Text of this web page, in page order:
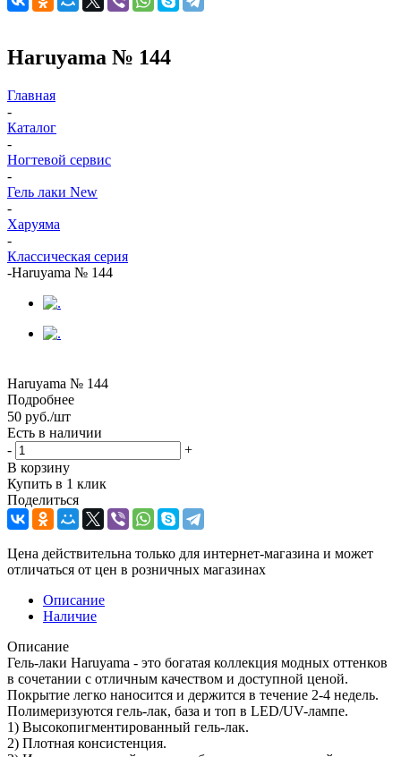
Haruyama № 144
Главная
-
Каталог
-
Ногтевой сервис
-
Гель лаки New
-
Харуяма
-
Классическая серия
-Haruyama № 144
Haruyama № 144
Подробнее
50 руб./шт
Есть в наличии
-
+
В корзину
Купить в 1 клик
Поделиться
Цена действительна только для интернет-магазина и может
отличаться от цен в розничных магазинах
Описание
Наличие
Описание
Гель-лаки Haruyama - это богатая коллекция модных оттенков
в сочетании с отличным качеством и доступной ценой.
Покрытие легко наносится и держится в течение 2-4 недель.
Полимеризуются гель-лак, база и топ в LED/UV-лампе.
1) Высокопигментированный гель-лак.
2) Плотная консистенция.